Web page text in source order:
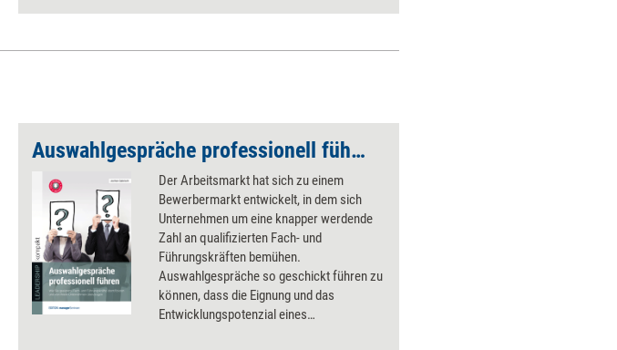
Auswahlgespräche professionell führen
Der Arbeitsmarkt hat sich zu einem
Bewerbermarkt entwickelt, in dem sich
Unternehmen um eine knapper werdende
Zahl an qualifizierten Fach- und
Führungskräften bemühen.
Auswahlgespräche so geschickt führen zu
können, dass die Eignung und das
Entwicklungspotenzial eines